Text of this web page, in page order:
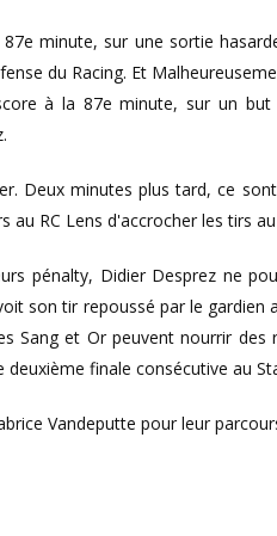
minute, sur une sortie
du Racing. Et
à la 87e minute, sur un but
Deux minutes plus tard, ce
RC Lens d'accrocher les tirs
pénalty, Didier Desprez ne
son tir repoussé par le gardien
Sang et Or peuvent nourrir des
finale consécutive au
Vandeputte pour leur